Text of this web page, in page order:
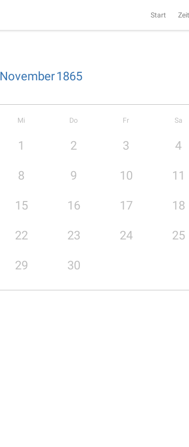
Start
November1865
Mi Do Fr Sa
1 2 3 4
8 9 10 11
15 16 17 18
22 23 24 25
29 30